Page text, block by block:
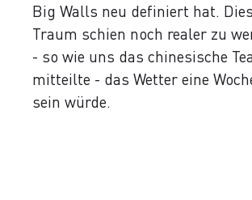
Big Walls neu definiert hat.
Traum schien noch realer zu
- so wie uns das chinesische
mitteilte - das Wetter eine
sein würde.